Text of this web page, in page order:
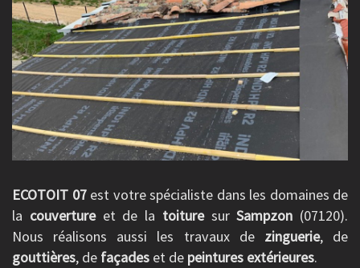
ECOTOIT 07est votre spécialiste dans les domaines de
la couvertureet de la toituresurSampzon (07120).
Nous réalisons aussi les travaux de zinguerie, de
gouttières, de façades et de peintures extérieures.